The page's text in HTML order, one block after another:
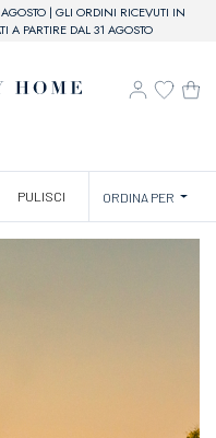
| GLI ORDINI RICEVUTI IN
A PARTIRE DAL 31 AGOSTO
PULISCI ORDINA PER